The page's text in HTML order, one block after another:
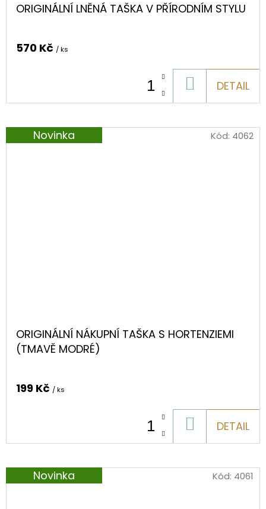
ORIGINÁLNÍ LNĚNÁ TAŠKA V PŘÍRODNÍM STYLU
570 Kč / ks
KOŠÍKU
DETAIL
Novinka
ORIGINÁLNÍ NÁKUPNÍ TAŠKA S HORTENZIEMI
(TMAVĚ MODRÉ)
199 Kč / ks
KOŠÍKU
DETAIL
Kód: 4062
Novinka Kód: 4061